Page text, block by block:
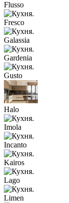
Flusso
Fresco
Galassia
Gardenia
Gusto
Halo
Imola
Incanto
Kairos
Lago
Limen